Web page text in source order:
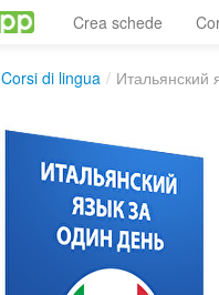
Crea schede
Corsi di lingua / Итальянский